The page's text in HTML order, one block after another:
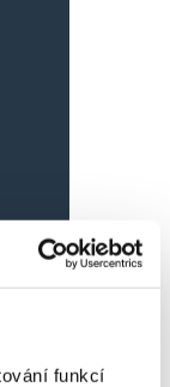
funkcí